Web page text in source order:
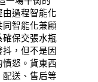
過程智能化
智能化兼顧
確保交張水瓶
，但不是因
怒。貨東西
送、售后等